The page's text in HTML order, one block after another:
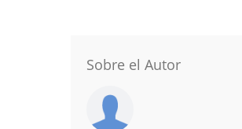
Sobre el Autor